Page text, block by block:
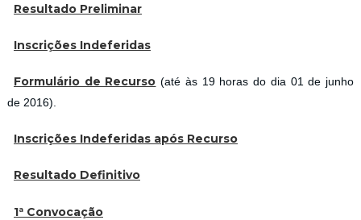
Resultado Preliminar
Inscrições Indeferidas
Formulário de Recurso (até às 19 horas do dia 01 de junho
de 2016).
Inscrições Indeferidas após Recurso
Resultado Definitivo
1ª Convocação